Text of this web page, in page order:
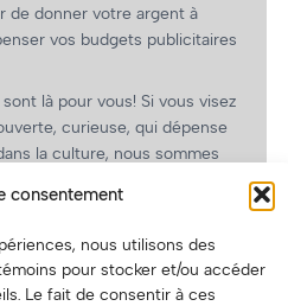
consentement
nous utilisons des
pour stocker et/ou accéder
Le fait de consentir à ces
de donner votre argent à
vos budgets publicitaires
là pour vous! Si vous visez
curieuse, qui dépense
la culture, nous sommes
pour vous, les